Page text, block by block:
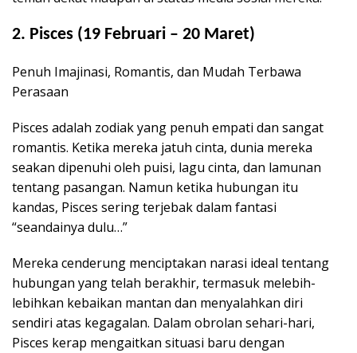
2. Pisces (19 Februari – 20 Maret)
Penuh Imajinasi, Romantis, dan Mudah Terbawa
Perasaan
Pisces adalah zodiak yang penuh empati dan sangat
romantis. Ketika mereka jatuh cinta, dunia mereka
seakan dipenuhi oleh puisi, lagu cinta, dan lamunan
tentang pasangan. Namun ketika hubungan itu
kandas, Pisces sering terjebak dalam fantasi
“seandainya dulu…”
Mereka cenderung menciptakan narasi ideal tentang
hubungan yang telah berakhir, termasuk melebih-
lebihkan kebaikan mantan dan menyalahkan diri
sendiri atas kegagalan. Dalam obrolan sehari-hari,
Pisces kerap mengaitkan situasi baru dengan